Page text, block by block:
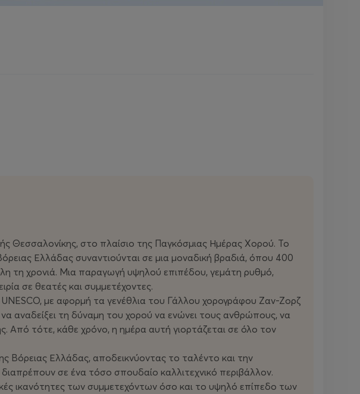
Θεσσαλονίκης, στο πλαίσιο της Παγκόσμιας Ημέρας Χορού. Το
Ελλάδας συναντιούνται σε μια μοναδική βραδιά, όπου 400
τη χρονιά. Μια παραγωγή υψηλού επιπέδου, γεμάτη ρυθμό,
σε θεατές και συμμετέχοντες.
με αφορμή τα γενέθλια του Γάλλου χορογράφου Ζαν-Ζορζ
αναδείξει τη δύναμη του χορού να ενώνει τους ανθρώπους, να
Από τότε, κάθε χρόνο, η ημέρα αυτή γιορτάζεται σε όλο τον
Βόρειας Ελλάδας, αποδεικνύοντας το ταλέντο και την
σε ένα τόσο σπουδαίο καλλιτεχνικό περιβάλλον.
ικανότητες των συμμετεχόντων όσο και το υψηλό επίπεδο των